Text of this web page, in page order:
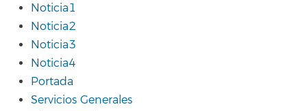
Noticia1
Noticia2
Noticia3
Noticia4
Portada
Servicios Generales